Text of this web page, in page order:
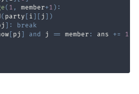
( 1 , member+1 ) :
( party [ i ] [ j ] )
] :
break
[ pj ] and j == member : ans += 1